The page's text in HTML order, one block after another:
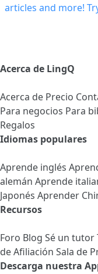
Acerca de LingQ
Acerca de Precio
Para negocios Para
Regalos
Idiomas populares
Aprende inglés
alemán Aprende
Japonés Aprender
Recursos
Foro Blog Sé un tutor
de Afiliación Sala de
Descarga nuestra